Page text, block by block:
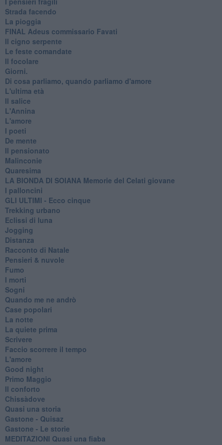
Strada facendo
La pioggia
FINAL Adeus commissario Favati
Il cigno serpente
Le feste comandate
Il focolare
Giorni.
Di cosa parliamo, quando parliamo d'amore
L'ultima età
Il salice
L'Annina
L'amore
I poeti
De mente
Il pensionato
Malinconie
Quaresima
LA BIONDA DI SOIANA Memorie del Celati giovane
I palloncini
GLI ULTIMI - Ecco cinque
Trekking urbano
Eclissi di luna
Jogging
Distanza
Racconto di Natale
Pensieri & nuvole
Fumo
I morti
Sogni
Quando me ne andrò
Case popolari
La notte
La quiete prima
Scrivere
Faccio scorrere il tempo
L'amore
Good night
Primo Maggio
Il conforto
Chissàdove
Quasi una storia
Gastone - Quisaz
Gastone - Le storie
MEDITAZIONI Quasi una fiaba